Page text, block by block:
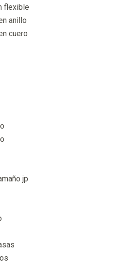
flexible
anillo
cuero
jp